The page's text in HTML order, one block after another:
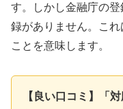
す。しかし金融庁の
録がありません。これ
ことを意味します。
【良い口コミ】「